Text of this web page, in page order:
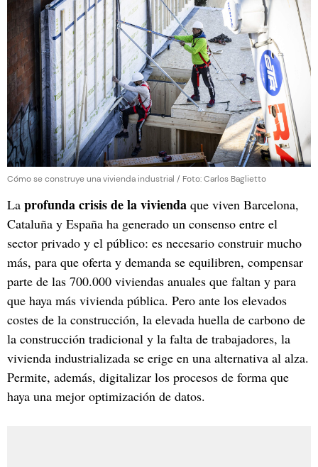
Cómo se construye una vivienda industrial / Foto: Carlos Baglietto
La profunda crisis de la vivienda que viven Barcelona,
Cataluña y España ha generado un consenso entre el
sector privado y el público: es necesario construir mucho
más, para que oferta y demanda se equilibren, compensar
parte de las 700.000 viviendas anuales que faltan y para
que haya más vivienda pública. Pero ante los elevados
costes de la construcción, la elevada huella de carbono de
la construcción tradicional y la falta de trabajadores, la
vivienda industrializada se erige en una alternativa al alza.
Permite, además, digitalizar los procesos de forma que
haya una mejor optimización de datos.